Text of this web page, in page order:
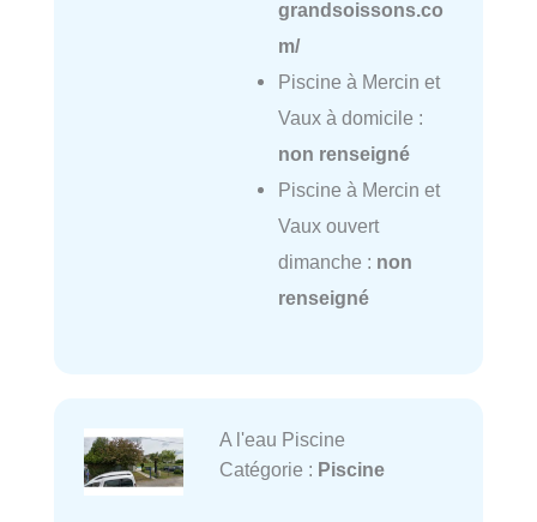
grandsoissons.co
m/
Piscine à Mercin et
Vaux à domicile :
non renseigné
Piscine à Mercin et
Vaux ouvert
dimanche : non
renseigné
A l'eau Piscine
Catégorie : Piscine